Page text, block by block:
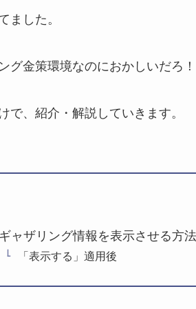
ました。
グ金策環境なのにおかしいだろ！
で、紹介・解説していきます。
ギャザリング情報を表示させる方法
「表示する」適用後